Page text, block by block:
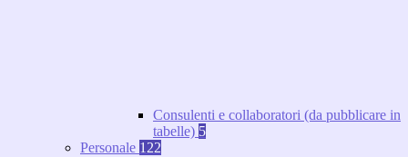
Consulenti e collaboratori (da pubblicare in
tabelle) 5
Personale 122